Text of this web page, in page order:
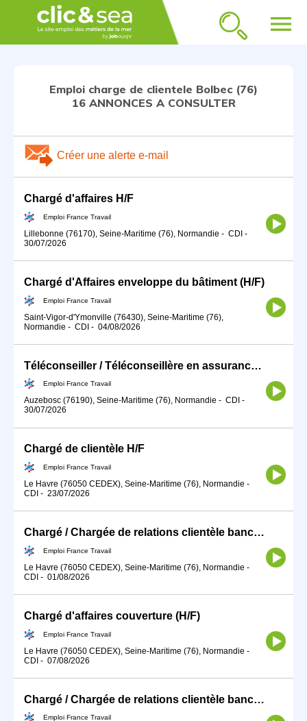
menu
Emploi charge de clientele Bolbec (76)
16 ANNONCES A CONSULTER
Créer une alerte e-mail
Chargé d'affaires H/F
Emploi France Travail
Lillebonne (76170), Seine-Maritime (76), Normandie - CDI -
30/07/2026
Chargé d'Affaires enveloppe du bâtiment (H/F)
Emploi France Travail
Saint-Vigor-d'Ymonville (76430), Seine-Maritime (76),
Normandie - CDI - 04/08/2026
Téléconseiller / Téléconseillère en assurances (H/F)
Emploi France Travail
Auzebosc (76190), Seine-Maritime (76), Normandie - CDI -
30/07/2026
Chargé de clientèle H/F
Emploi France Travail
Le Havre (76050 CEDEX), Seine-Maritime (76), Normandie -
CDI - 23/07/2026
Chargé / Chargée de relations clientèle bancaire (H/F)
Emploi France Travail
Le Havre (76050 CEDEX), Seine-Maritime (76), Normandie -
CDI - 01/08/2026
Chargé d'affaires couverture (H/F)
Emploi France Travail
Le Havre (76050 CEDEX), Seine-Maritime (76), Normandie -
CDI - 07/08/2026
Chargé / Chargée de relations clientèle bancaire (H/F)
Emploi France Travail